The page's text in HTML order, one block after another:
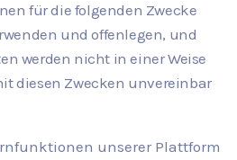
für die folgenden Zwecke
und offenlegen, und
werden nicht in einer Weise
diesen Zwecken unvereinbar
unserer Plattform